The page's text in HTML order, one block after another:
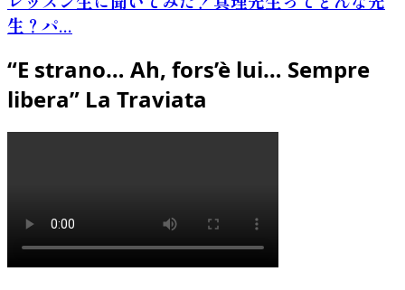
生？パ...
“E strano… Ah, fors’è lui… Sempre
libera” La Traviata